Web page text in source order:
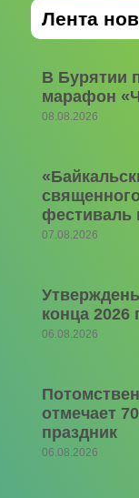
Лента
В Бурятии
марафон
08.08.2026
фестиваль
07.08.2026
конца 2026
06.08.2026
отмечает
праздник
06.08.2026